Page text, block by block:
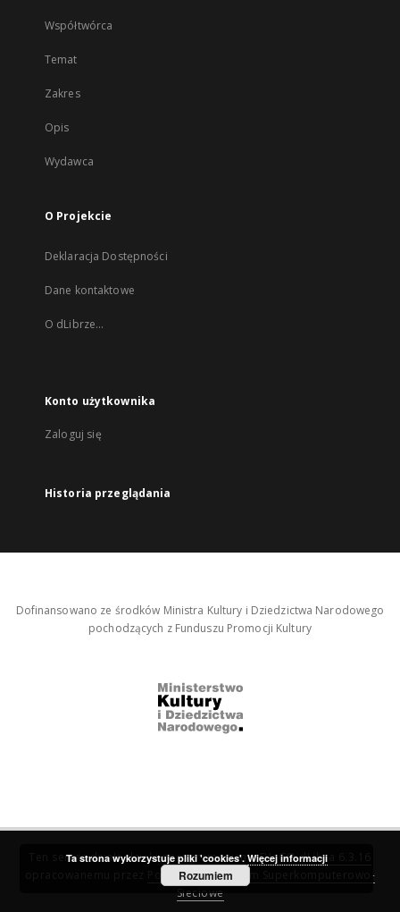
Współtwórca
Temat
Zakres
Opis
Wydawca
O Projekcie
Deklaracja Dostępności
Dane kontaktowe
O dLibrze...
Konto użytkownika
Zaloguj się
Historia przeglądania
Dofinansowano ze środków Ministra Kultury i Dziedzictwa Narodowego
pochodzących z Funduszu Promocji Kultury
Ten serwis działa dzięki oprogramowaniuDInGO dLibra 6.3.16
Poznańskie Centrum Superkomputerowo-
Sieciowe
Ta strona wykorzystuje pliki 'cookies'. Więcej informacji
Rozumiem